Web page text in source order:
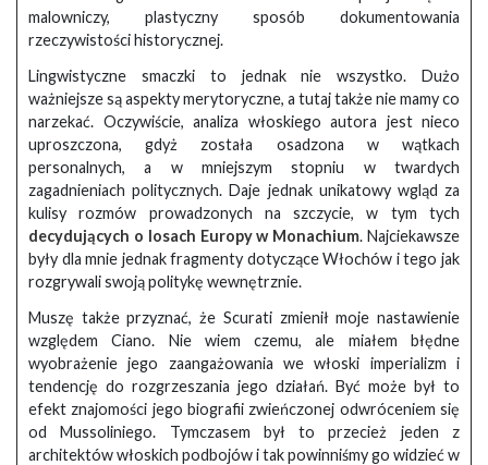
malowniczy, plastyczny sposób dokumentowania
rzeczywistości historycznej.
Lingwistyczne smaczki to jednak nie wszystko. Dużo
ważniejsze są aspekty merytoryczne, a tutaj także nie mamy co
narzekać. Oczywiście, analiza włoskiego autora jest nieco
uproszczona, gdyż została osadzona w wątkach
personalnych, a w mniejszym stopniu w twardych
zagadnieniach politycznych. Daje jednak unikatowy wgląd za
kulisy rozmów prowadzonych na szczycie, w tym tych
decydujących o losach Europy w Monachium. Najciekawsze
były dla mnie jednak fragmenty dotyczące Włochów i tego jak
rozgrywali swoją politykę wewnętrznie.
Muszę także przyznać, że Scurati zmienił moje nastawienie
względem Ciano. Nie wiem czemu, ale miałem błędne
wyobrażenie jego zaangażowania we włoski imperializm i
tendencję do rozgrzeszania jego działań. Być może był to
efekt znajomości jego biografii zwieńczonej odwróceniem się
od Mussoliniego. Tymczasem był to przecież jeden z
architektów włoskich podbojów i tak powinniśmy go widzieć w